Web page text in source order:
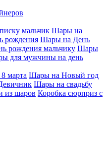
мальчик Шары на
рождения Шары на День
рождения мальчику Шары
для мужчины на день
марта Шары на Новый год
Шары на свадьбу
из шаров Коробка сюрприз с